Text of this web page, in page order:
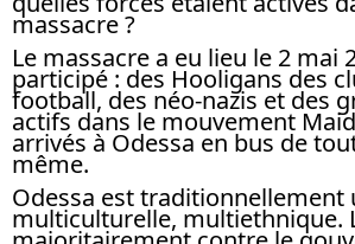
massacre ?
Le massacre a eu lieu le 2 mai
participé : des Hooligans des
football, des néo-nazis et des
actifs dans le mouvement
arrivés à Odessa en bus de
même.
Odessa est traditionnellement
multiculturelle, multiethnique.